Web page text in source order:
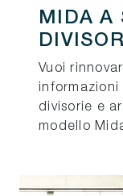
MIDA A
Vuoi
divisorie e
modello